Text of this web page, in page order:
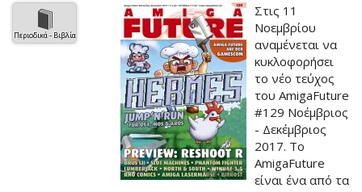
Περιοδικά - Βιβλία
Βασική
εικόνα
του
άρθρου
Στις 11
Νοεμβρίου
αναμένεται να
κυκλοφορήσει
το νέο τεύχος
του AmigaFuture
#129 Νοέμβριος
- Δεκέμβριος
2017. Το
AmigaFuture
είναι ένα από τα